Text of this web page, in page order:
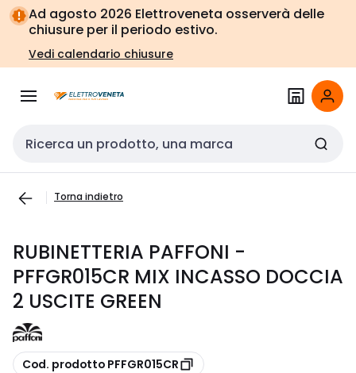
Vai alla
navigazione
Vai
alla
pagina
Ad agosto 2026 Elettroveneta osserverà delle
chiusure per il periodo estivo.
Vedi calendario chiusure
Cerca input
Torna indietro
RUBINETTERIA PAFFONI -
PFFGR015CR MIX INCASSO DOCCIA
2 USCITE GREEN
copia
Cod. prodotto PFFGR015CR